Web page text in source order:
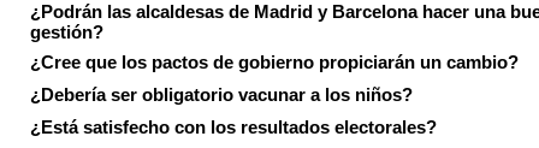
¿Podrán las alcaldesas de Madrid y Barcelona hacer una
gestión?
¿Cree que los pactos de gobierno propiciarán un cambio?
¿Debería ser obligatorio vacunar a los niños?
¿Está satisfecho con los resultados electorales?